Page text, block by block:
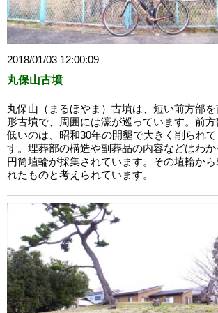
2018/01/03 12:00:09
丸保山古墳
丸保山（まるほやま）古墳は、短い前方部
形古墳で、周囲には濠が巡っています。前方
低いのは、昭和30年の開墾で大きく削られ
す。埋葬部の構造や副葬品の内容などはわか
円筒埴輪が採集されています。その埴輪か
れたものと考えられています。